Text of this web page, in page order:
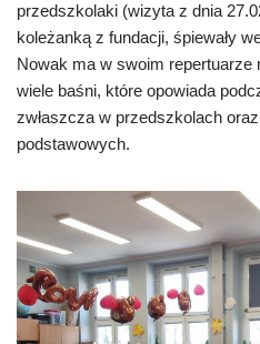
przedszkolaki (wizyta z dnia
koleżanką z fundacji, śpiewały
Nowak ma w swoim repertuarze
wiele baśni, które opowiada
zwłaszcza w przedszkolach
podstawowych.